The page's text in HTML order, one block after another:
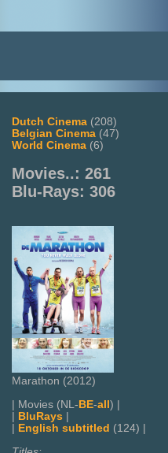
Dutch Cinema (208)
Belgian Cinema (47)
World Cinema (6)
Movies..: 261
Blu-Rays: 306
Marathon (2012)
| Movies (NL-BE-all) |
| BluRays |
| English subtitled (124) |